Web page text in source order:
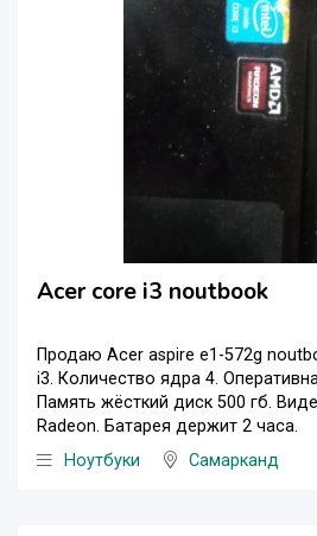
Acer core i3 noutbook
Продаю Acer aspire e1-572g
i3. Количество ядра 4.
Память жёсткий диск 500 гб.
Radeon. Батарея держит 2 часа.
Ноутбуки
Самарканд